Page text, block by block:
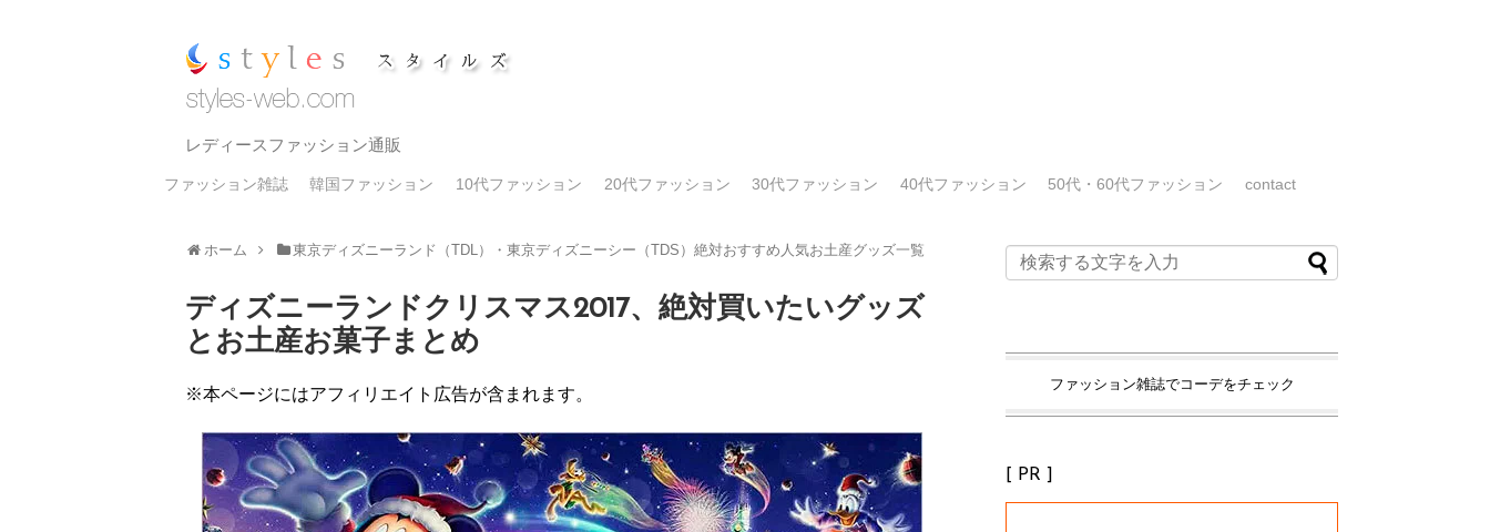
レディースファッション通販
ファッション雑誌 韓国ファッション 10代ファッション 20代ファッション 30代ファッション 40代ファッション 50代・60代ファッション contact
ホーム 東京ディズニーランド（TDL）・東京ディズニーシー（TDS）絶対おすすめ人気お土産グッズ一覧
ディズニーランドクリスマス2017、絶対買いたいグッズ
とお土産お菓子まとめ
※本ページにはアフィリエイト広告が含まれます。
ファッション雑誌でコーデをチェック
[ PR ]